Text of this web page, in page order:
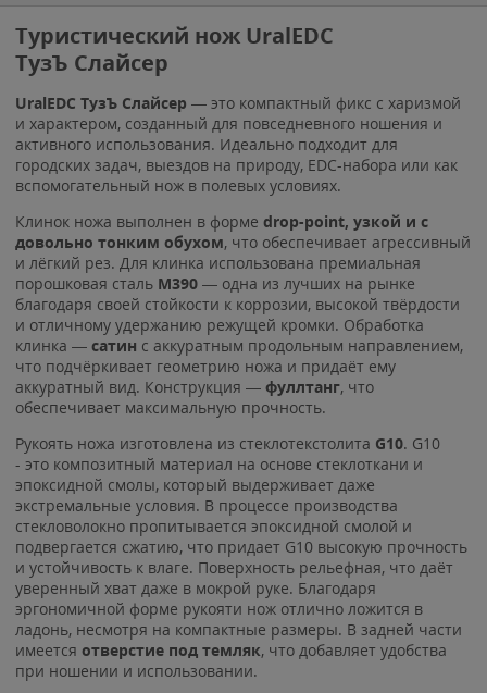
Туристический нож UralEDC
ТузЪ Слайсер
UralEDC ТузЪ Слайсер — это компактный фикс с харизмой
и характером, созданный для повседневного ношения и
активного использования. Идеально подходит для
городских задач, выездов на природу, EDC-набора или как
вспомогательный нож в полевых условиях.
Клинок ножа выполнен в форме drop-point, узкой и с
довольно тонким обухом, что обеспечивает агрессивный
и лёгкий рез. Для клинка использована премиальная
порошковая сталь M390 — одна из лучших на рынке
благодаря своей стойкости к коррозии, высокой твёрдости
и отличному удержанию режущей кромки. Обработка
клинка — сатин с аккуратным продольным направлением,
что подчёркивает геометрию ножа и придаёт ему
аккуратный вид. Конструкция — фуллтанг, что
обеспечивает максимальную прочность.
Рукоять ножа изготовлена из стеклотекстолита G10. G10
- это композитный материал на основе стеклоткани и
эпоксидной смолы, который выдерживает даже
экстремальные условия. В процессе производства
стекловолокно пропитывается эпоксидной смолой и
подвергается сжатию, что придает G10 высокую прочность
и устойчивость к влаге. Поверхность рельефная, что даёт
уверенный хват даже в мокрой руке. Благодаря
эргономичной форме рукояти нож отлично ложится в
ладонь, несмотря на компактные размеры. В задней части
имеется отверстие под темляк, что добавляет удобства
при ношении и использовании.